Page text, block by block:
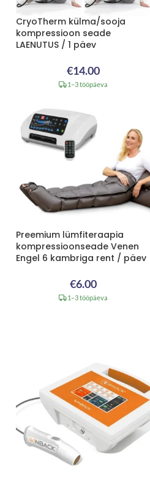
CryoTherm külma/sooja
kompressioon seade
LAENUTUS / 1 päev
€14.00
1–3 tööpäeva
Preemium lümfiteraapia
kompressioonseade Venen
Engel 6 kambriga rent / päev
€6.00
1–3 tööpäeva